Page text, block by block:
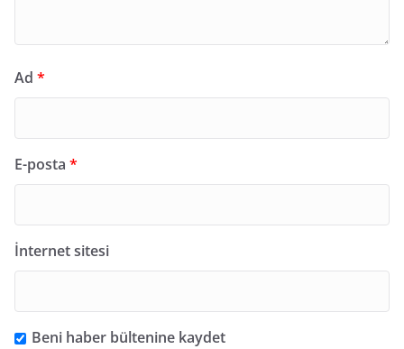
Ad *
E-posta *
İnternet sitesi
Beni haber bültenine kaydet